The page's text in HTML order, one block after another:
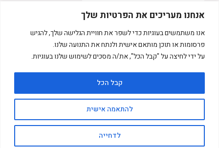
אנחנו מעריכים את הפרטיות שלך
אנו משתמשים בעוגיות כדי לשפר את חוויית הגלישה שלך, להגיש
פרסומות או תוכן מותאם אישית ולנתח את התנועה שלנו.
על ידי לחיצה על "קבל הכל", את/ה מסכים לשימוש שלנו בעוגיות.
להתאמה אישית
לדחייה
קבל הכל
מוצרים
מערבלי גלידה
מכונות שווארמה
מבשלת פסטה
שיתוף